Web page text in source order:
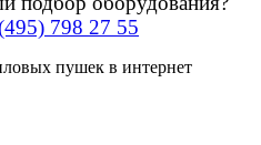
798 27 55